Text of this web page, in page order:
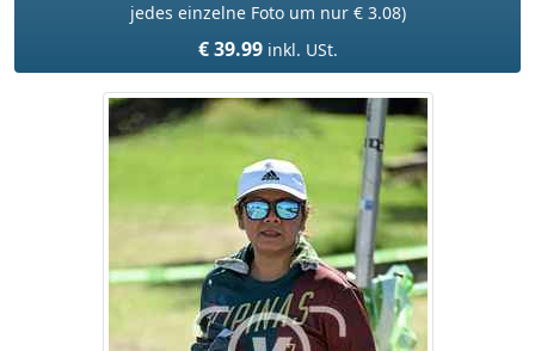
jedes einzelne Foto um nur € 3.08)
€ 39.99 inkl. USt.